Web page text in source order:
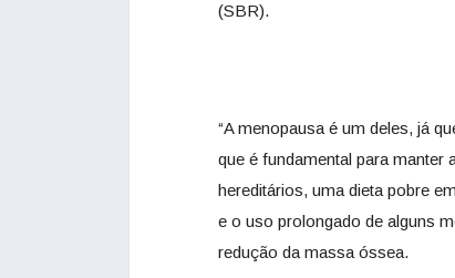
(SBR).
“A menopausa é um deles, já
que é fundamental para manter
hereditários, uma dieta pobre
e o uso prolongado de alguns
redução da massa óssea.